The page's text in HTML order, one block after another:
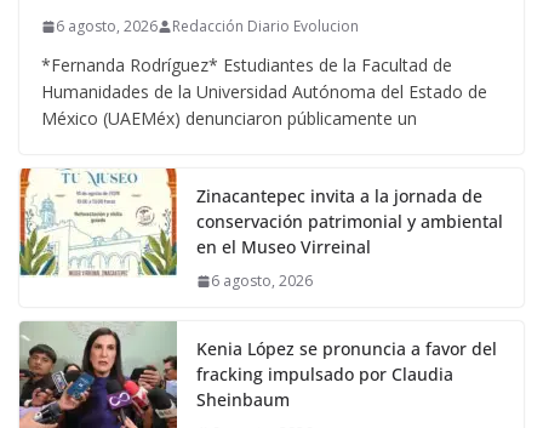
6 agosto, 2026 Redacción Diario Evolucion
*Fernanda Rodríguez* Estudiantes de la Facultad de
Humanidades de la Universidad Autónoma del Estado de
México (UAEMéx) denunciaron públicamente un
Zinacantepec invita a la jornada de
conservación patrimonial y ambiental
en el Museo Virreinal
6 agosto, 2026
Kenia López se pronuncia a favor del
fracking impulsado por Claudia
Sheinbaum